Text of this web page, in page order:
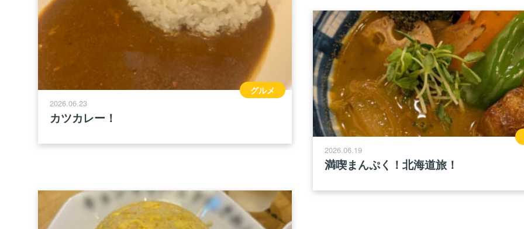
2026.06.23
カツカレー！
グルメ
2026.06.19
満喫まんぷく！北海道旅！